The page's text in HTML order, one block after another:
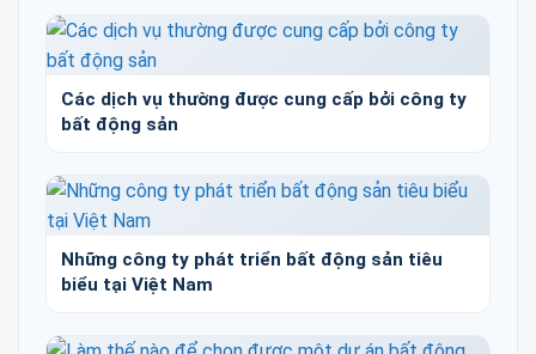
Các dịch vụ thường được cung cấp bởi công ty
bất động sản
Những công ty phát triển bất động sản tiêu
biểu tại Việt Nam